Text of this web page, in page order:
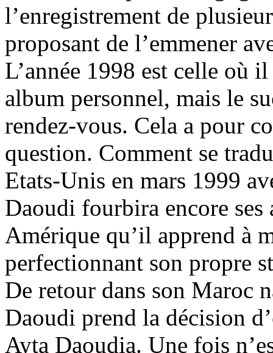
l’enregistrement de
proposant de l’emmener
L’année 1998 est celle où
album personnel, mais le
rendez-vous. Cela a pour
question. Comment se
Etats-Unis en mars 1999
Daoudi fourbira encore ses
Amérique qu’il apprend à
perfectionnant son propre
De retour dans son Maroc
Daoudi prend la décision
Ayta Daoudia. Une fois